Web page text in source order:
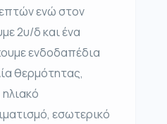
ενώ στον
2υ/δ και ένα
ενδοδαπέδια
θερμότητας,
εσωτερικό